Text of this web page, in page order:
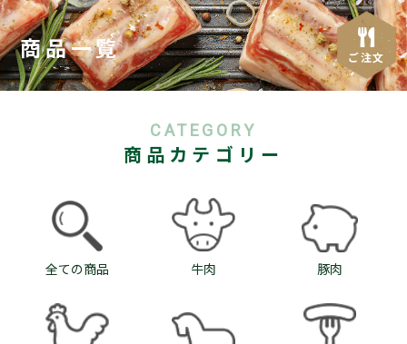
商品一覧 ご注文
CATEGORY
商品カテゴリー
全ての商品 牛肉 豚肉